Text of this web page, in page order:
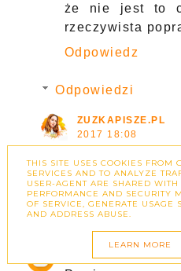
że nie jest to
rzeczywista
Odpowiedz
Odpowiedzi
ZUZKAPISZE.PL
2017 18:08
ODPOWIEDZ
THIS SITE USES COOKIES FROM
SERVICES AND TO ANALYZE
USER-AGENT ARE SHARED
PERFORMANCE AND SECURITY
OF SERVICE, GENERATE USAGE
AND ADDRESS ABUSE.
LEARN MORE